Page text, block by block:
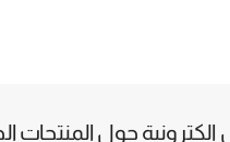
حول المنتجات